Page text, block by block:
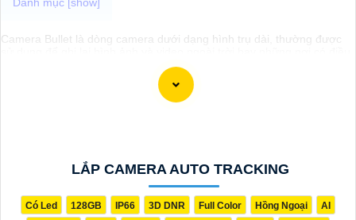
Camera Bullet là dòng camera dưới dạng hình trụ dài, thường được
kiện thời tiết khắc nghiệt. Camera Bullet thường có khả năng quay
đêm, chống nước, chống bụi, và có chất lượng hình ảnh sắc nét đem
đến giải pháp hiệu quả để bảo vệ an ninh cho gia đình và doanh
LẮP CAMERA AUTO TRACKING
Có Led 128GB IP66 3D DNR Full Color Hồng Ngoại
AI